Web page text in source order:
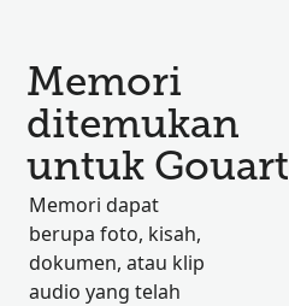
Memori
ditemukan
untuk Gouart
Memori dapat
berupa foto, kisah,
dokumen, atau klip
audio yang telah